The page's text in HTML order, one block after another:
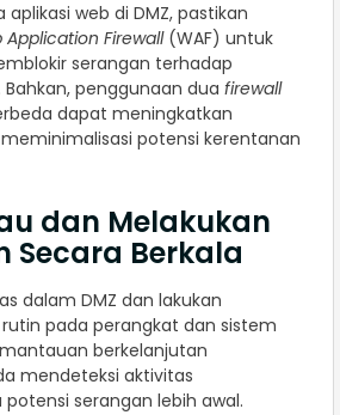
web di DMZ, pastikan
Application Firewall(WAF) untuk
serangan terhadap
penggunaan dua firewall
dapat meningkatkan
potensi kerentanan
dan Melakukan
Secara Berkala
dalam DMZ dan lakukan
pada perangkat dan sistem
berkelanjutan
mendeteksi aktivitas
serangan lebih awal.